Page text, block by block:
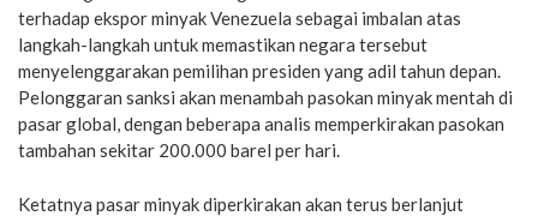
terhadap ekspor minyak Venezuela sebagai imbalan atas
langkah-langkah untuk memastikan negara tersebut
menyelenggarakan pemilihan presiden yang adil tahun depan.
Pelonggaran sanksi akan menambah pasokan minyak mentah di
pasar global, dengan beberapa analis memperkirakan pasokan
tambahan sekitar 200.000 barel per hari.
Ketatnya pasar minyak diperkirakan akan terus berlanjut